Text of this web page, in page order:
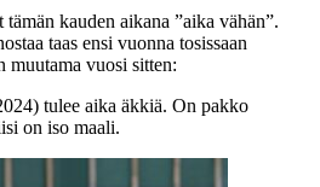
kauden aikana ”aika vähän”.
taas ensi vuonna tosissaan
muutama vuosi sitten:
tulee aika äkkiä. On pakko
on iso maali.